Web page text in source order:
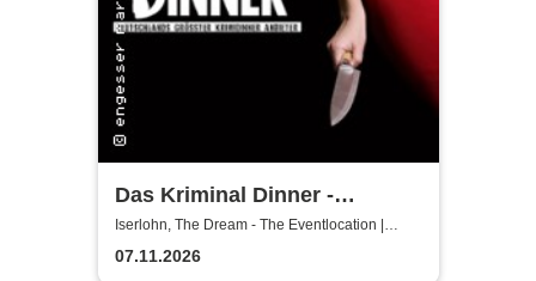
Das Kriminal Dinner -
Hauptkommissar Schröder
ermittelt
Iserlohn, The Dream - The Eventlocation |
Iserlohn
07.11.2026